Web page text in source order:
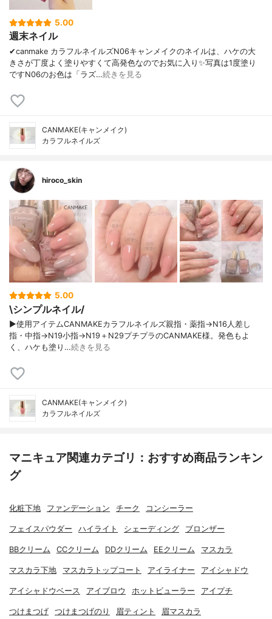
5.00
週末ネイル
✔canmake カラフルネイルズN06キャンメイクのネイルは、ハケの大
きさが丁度よく塗りやすくて高発色なのでお気に入り✨写真は1度塗り
ですN06のお色は「ラズ…続きを見る
CANMAKE(キャンメイク)
カラフルネイルズ
hiroco_skin
5.00
\シンプルネイル/
▶使用アイテムCANMAKEカラフルネイルズ親指・薬指→N16人差し
指・中指→N19小指→N19＋N29プチプラのCANMAKE様。発色もよ
く、ハケも塗り…続きを見る
CANMAKE(キャンメイク)
カラフルネイルズ
マニキュア関連カテゴリ：おすすめ商品ランキン
グ
化粧下地 ファンデーション チーク コンシーラー
フェイスパウダー ハイライト シェーディング ブロンザー
BBクリーム CCクリーム DDクリーム EEクリーム マスカラ
マスカラ下地 マスカラトップコート アイライナー アイシャドウ
アイシャドウベース アイブロウ ホットビューラー アイプチ
つけまつげ つけまつげのり 眉ティント 眉マスカラ